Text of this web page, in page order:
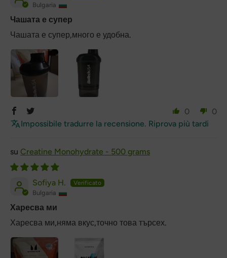
Bulgaria
Чашата е супер
Чашата е супер,много е удобна.
0
0
Impossibile tradurre la recensione. Riprova più tardi
Creatine Monohydrate - 500 grams
Sofiya H.
Bulgaria
Харесва ми
Харесва ми,няма вкус,точно това търсех.